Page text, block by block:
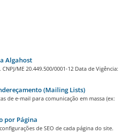
Algahost
ME 20.449.500/0001-12 Data de Vigência:
(Mailing Lists)
de e-mail para comunicação em massa (ex:
por Página
de SEO de cada página do site.